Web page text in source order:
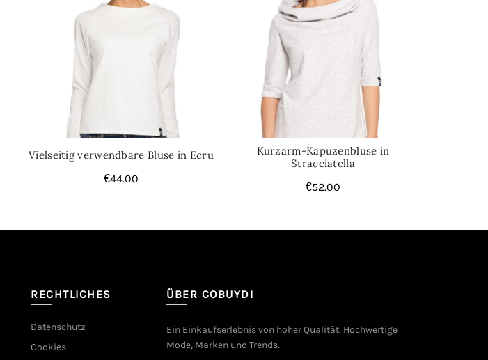
Vielseitig verwendbare Bluse in Ecru
€44.00
Kurzarm-Kapuzenbluse in
Stracciatella
€52.00
RECHTLICHES
Datenschutz
Cookies
ÜBER COBUYDI
Ein Einkaufserlebnis von hoher Qualität. Hochwertige
Mode, Marken und Trends.